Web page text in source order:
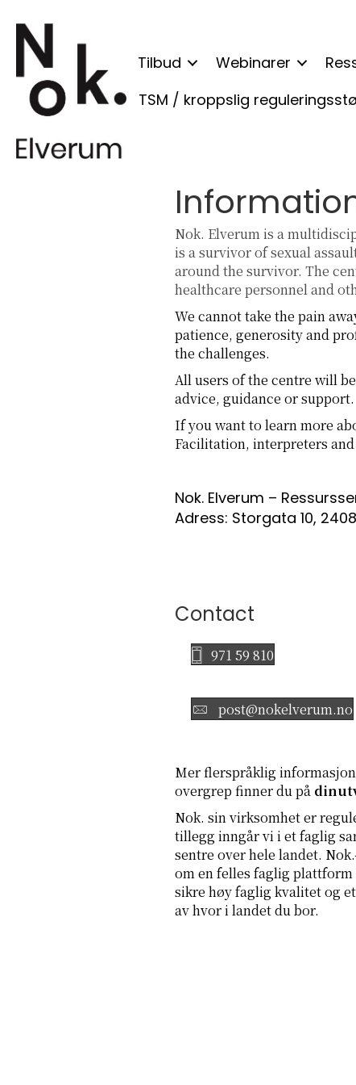
Tilbud Webinarer
TSM / kroppslig
Nok. Elverum is a
is a survivor of sexual
around the survivor. The
healthcare personnel and
We cannot take the pain
patience, generosity and
the challenges.
All users of the centre will
advice, guidance or support.
If you want to learn more
Facilitation, interpreters
Nok. Elverum –
Adress: Storgata 10,
Contact
971 59 810
post@nokelverum.no
Mer flerspråklig
overgrep finner du på
Nok. sin virksomhet er
tillegg inngår vi i et faglig
sentre over hele landet.
om en felles faglig
sikre høy faglig kvalitet og
av hvor i landet du bor.